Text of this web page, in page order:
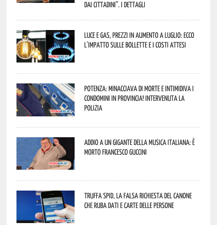
dai cittadini”. I dettagli
Luce e gas, prezzi in aumento a luglio: ecco
l’impatto sulle bollette e i costi attesi
Potenza: minacciava di morte e intimidiva i
condomini in provincia! Intervenuta la
Polizia
Addio a un gigante della musica italiana: è
morto Francesco Guccini
Truffa Spid, la falsa richiesta del canone
che ruba dati e carte delle persone